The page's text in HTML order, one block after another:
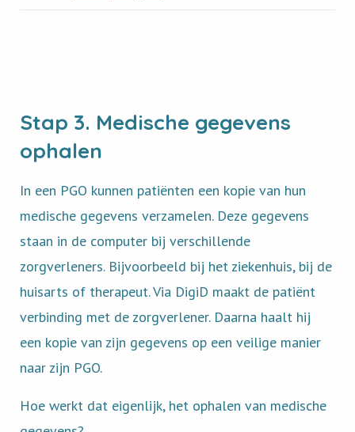
Stap 3. Medische gegevens
ophalen
In een PGO kunnen patiënten een kopie van hun
medische gegevens verzamelen. Deze gegevens
staan in de computer bij verschillende
zorgverleners. Bijvoorbeeld bij het ziekenhuis, bij de
huisarts of therapeut. Via DigiD maakt de patiënt
verbinding met de zorgverlener. Daarna haalt hij
een kopie van zijn gegevens op een veilige manier
naar zijn PGO.
Hoe werkt dat eigenlijk, het ophalen van medische